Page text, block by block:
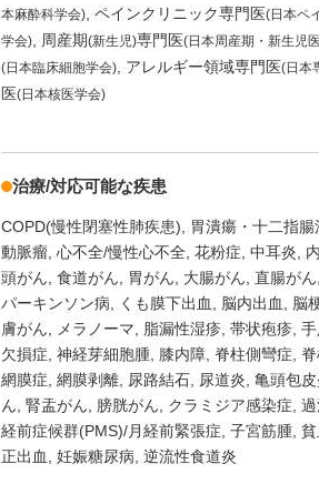
本麻酔科学会) ペインクリニック専門医(日本ペ
学会)
周産期(新生児)専門医(日本周産期・新生児
(日本臨床細胞学会) アレルギー領域専門医(日本
医(日本核医学会)
治療/対応可能な疾患
COPD(慢性閉塞性肺疾患) 胃潰瘍・十二指腸
動脈瘤 心不全/慢性心不全 花粉症 中耳炎
頭がん 食道がん 胃がん 大腸がん 直腸がん
パーキンソン病
くも膜下出血 脳内出血 脳
膚がん
メラノーマ 脂漏性湿疹 帯状疱疹
欠損症 神経芽細胞腫 膝内障 脊柱側彎症
網膜症 網膜剥離 尿路結石 尿道炎 亀頭包皮
ん 腎盂がん 膀胱がん クラミジア感染症
経前症候群(PMS)/月経前緊張症 子宮筋腫 貧
正出血
妊娠糖尿病 逆流性食道炎